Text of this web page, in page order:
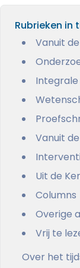
Rubrieken in
Vanuit
Integrale
Vanuit
Uit de
Columns
Overige
Vrij te
Over het